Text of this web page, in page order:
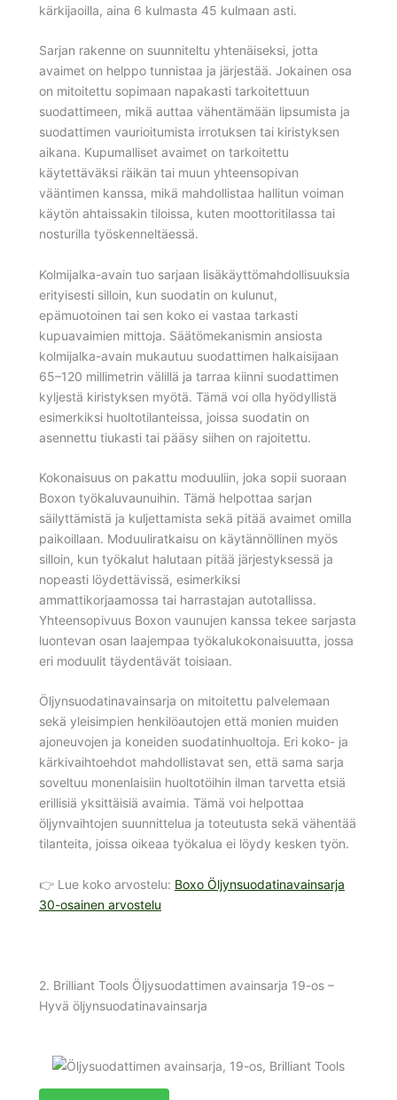
kärkijaoilla, aina 6 kulmasta 45 kulmaan asti.
Sarjan rakenne on suunniteltu yhtenäiseksi, jotta
avaimet on helppo tunnistaa ja järjestää. Jokainen osa
on mitoitettu sopimaan napakasti tarkoitettuun
suodattimeen, mikä auttaa vähentämään lipsumista ja
suodattimen vaurioitumista irrotuksen tai kiristyksen
aikana. Kupumalliset avaimet on tarkoitettu
käytettäväksi räikän tai muun yhteensopivan
vääntimen kanssa, mikä mahdollistaa hallitun voiman
käytön ahtaissakin tiloissa, kuten moottoritilassa tai
nosturilla työskenneltäessä.
Kolmijalka-avain tuo sarjaan lisäkäyttömahdollisuuksia
erityisesti silloin, kun suodatin on kulunut,
epämuotoinen tai sen koko ei vastaa tarkasti
kupuavaimien mittoja. Säätömekanismin ansiosta
kolmijalka-avain mukautuu suodattimen halkaisijaan
65–120 millimetrin välillä ja tarraa kiinni suodattimen
kyljestä kiristyksen myötä. Tämä voi olla hyödyllistä
esimerkiksi huoltotilanteissa, joissa suodatin on
asennettu tiukasti tai pääsy siihen on rajoitettu.
Kokonaisuus on pakattu moduuliin, joka sopii suoraan
Boxon työkaluvaunuihin. Tämä helpottaa sarjan
säilyttämistä ja kuljettamista sekä pitää avaimet omilla
paikoillaan. Moduuliratkaisu on käytännöllinen myös
silloin, kun työkalut halutaan pitää järjestyksessä ja
nopeasti löydettävissä, esimerkiksi
ammattikorjaamossa tai harrastajan autotallissa.
Yhteensopivuus Boxon vaunujen kanssa tekee sarjasta
luontevan osan laajempaa työkalukokonaisuutta, jossa
eri moduulit täydentävät toisiaan.
Öljynsuodatinavainsarja on mitoitettu palvelemaan
sekä yleisimpien henkilöautojen että monien muiden
ajoneuvojen ja koneiden suodatinhuoltoja. Eri koko- ja
kärkivaihtoehdot mahdollistavat sen, että sama sarja
soveltuu monenlaisiin huoltotöihin ilman tarvetta etsiä
erillisiä yksittäisiä avaimia. Tämä voi helpottaa
öljynvaihtojen suunnittelua ja toteutusta sekä vähentää
tilanteita, joissa oikeaa työkalua ei löydy kesken työn.
👉 Lue koko arvostelu: Boxo Öljynsuodatinavainsarja
30-osainen arvostelu
2. Brilliant Tools Öljysuodattimen avainsarja 19-os –
Hyvä öljynsuodatinavainsarja